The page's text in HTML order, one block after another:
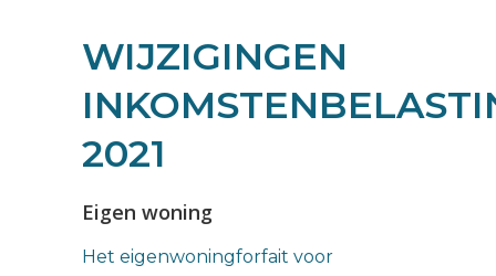
WIJZIGINGEN
2021
Eigen woning
Het eigenwoningforfait voor